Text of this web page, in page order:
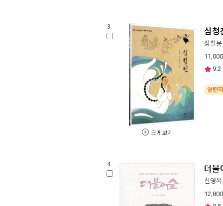
3.
크게보기
심청
장철문
11,000
9.2
양탄
4. 더불
신영복
12,800